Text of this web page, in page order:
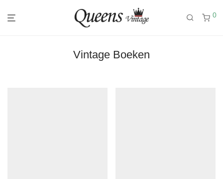
0
Vintage Boeken